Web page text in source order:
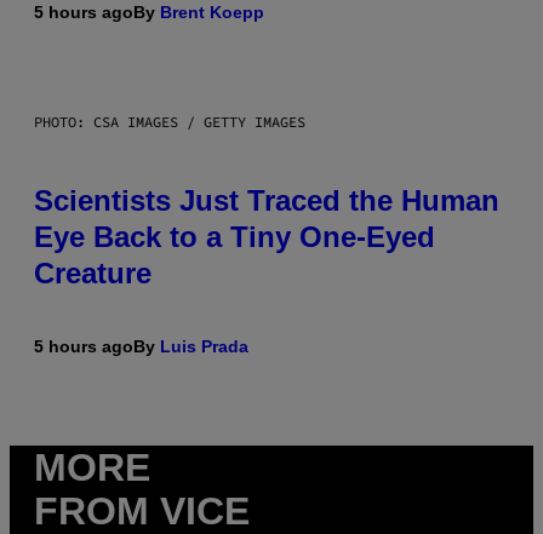
5 hours agoBy Brent Koepp
PHOTO: CSA IMAGES / GETTY IMAGES
Scientists Just Traced the Human
Eye Back to a Tiny One-Eyed
Creature
5 hours agoBy Luis Prada
MORE
FROM VICE